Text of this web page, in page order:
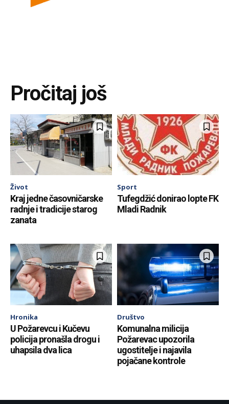
Pročitaj još
Život
Kraj jedne časovničarske
radnje i tradicije starog
zanata
Sport
Tufegdžić donirao lopte FK
Mladi Radnik
Hronika
U Požarevcu i Kučevu
policija pronašla drogu i
uhapsila dva lica
Društvo
Komunalna milicija
Požarevac upozorila
ugostitelje i najavila
pojačane kontrole